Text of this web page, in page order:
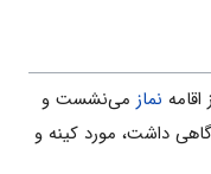
نماز می‌نشست و
داشت، مورد کینه و